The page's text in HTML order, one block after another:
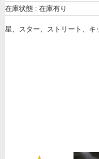
在庫状態 : 在庫有り
星、スター、ストリート、